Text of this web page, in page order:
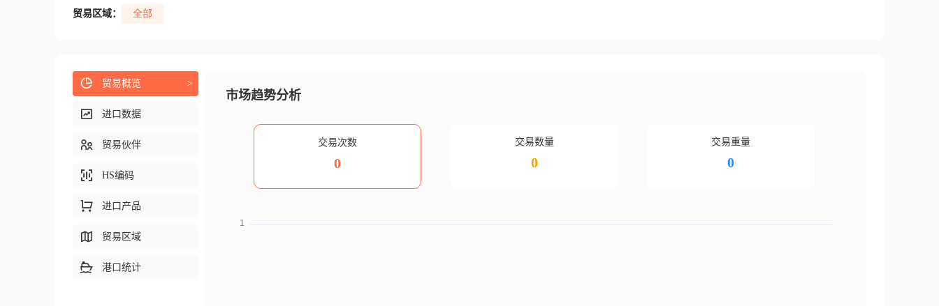
贸易区域： 全部
市场趋势分析
交易次数
0
交易数量
0
交易重量
0
贸易概览 >
进口数据
贸易伙伴
HS编码
进口产品
贸易区域
港口统计